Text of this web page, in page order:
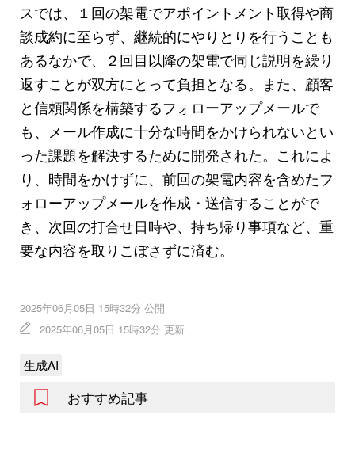
スでは、１回の架電でアポイントメント取得や商
談成約に至らず、継続的にやりとりを行うことも
あるなかで、２回目以降の架電で同じ説明を繰り
返すことが双方にとって負担となる。また、顧客
と信頼関係を構築するフォローアップメールで
も、メール作成に十分な時間をかけられないとい
った課題を解決するために開発された。これによ
り、時間をかけずに、前回の架電内容を含めたフ
ォローアップメールを作成・送信することがで
き、次回の打合せ日時や、持ち帰り事項など、重
要な内容を取りこぼさずに済む。
2025年06月05日 15時32分 公開
2025年06月05日 15時32分 更新
生成AI
おすすめ記事